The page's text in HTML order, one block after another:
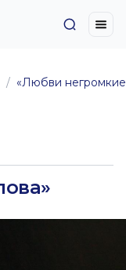
«Любви негромкие